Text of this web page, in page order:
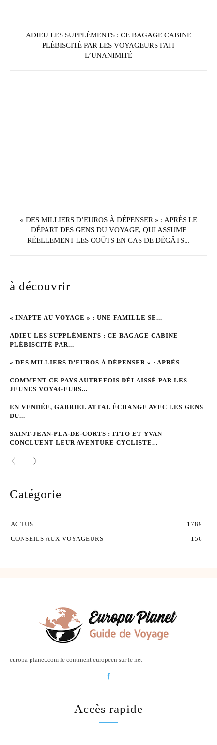
ADIEU LES SUPPLÉMENTS : CE BAGAGE CABINE
PLÉBISCITÉ PAR LES VOYAGEURS FAIT
L’UNANIMITÉ
« DES MILLIERS D’EUROS À DÉPENSER » : APRÈS LE
DÉPART DES GENS DU VOYAGE, QUI ASSUME
RÉELLEMENT LES COÛTS EN CAS DE DÉGÂTS...
à découvrir
« INAPTE AU VOYAGE » : UNE FAMILLE SE...
ADIEU LES SUPPLÉMENTS : CE BAGAGE CABINE
PLÉBISCITÉ PAR...
« DES MILLIERS D’EUROS À DÉPENSER » : APRÈS...
COMMENT CE PAYS AUTREFOIS DÉLAISSÉ PAR LES
JEUNES VOYAGEURS...
EN VENDÉE, GABRIEL ATTAL ÉCHANGE AVEC LES GENS
DU...
SAINT-JEAN-PLA-DE-CORTS : ITTO ET YVAN
CONCLUENT LEUR AVENTURE CYCLISTE...
Catégorie
ACTUS
1789
CONSEILS AUX VOYAGEURS
156
europa-planet.com le continent européen sur le net
Accès rapide